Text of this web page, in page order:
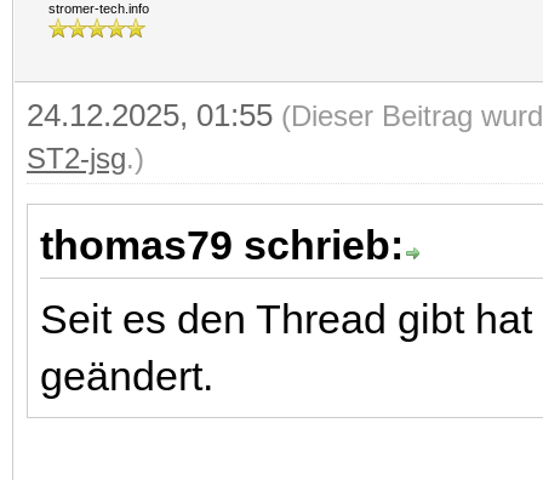
stromer-tech.info
24.12.2025, 01:55 (Dieser Beitrag
ST2-jsg.)
thomas79 schrieb:
Seit es den Thread gibt
geändert.